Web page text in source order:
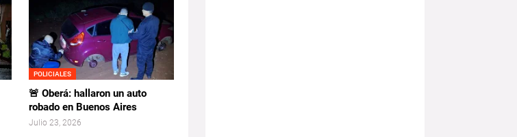
POLICIALES
🚨 Oberá: hallaron un auto
robado en Buenos Aires
Julio 23, 2026